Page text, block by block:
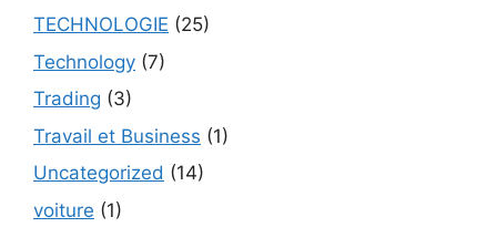
TECHNOLOGIE (25)
Technology (7)
Trading (3)
Travail et Business (1)
Uncategorized (14)
voiture (1)